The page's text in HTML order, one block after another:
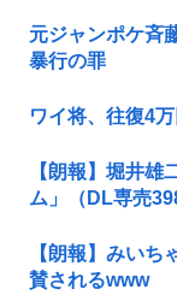
元ジャンポケ斉
暴行の罪
ワイ将、往復4
【朗報】堀井
ム」（DL専売
【朗報】みい
賛されるwww